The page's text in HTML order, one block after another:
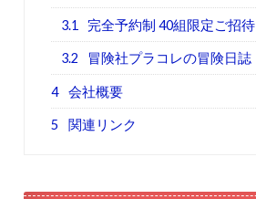
3.1 完全予約制 40組限定ご招待
3.2 冒険社プラコレの冒険日誌
4 会社概要
5 関連リンク